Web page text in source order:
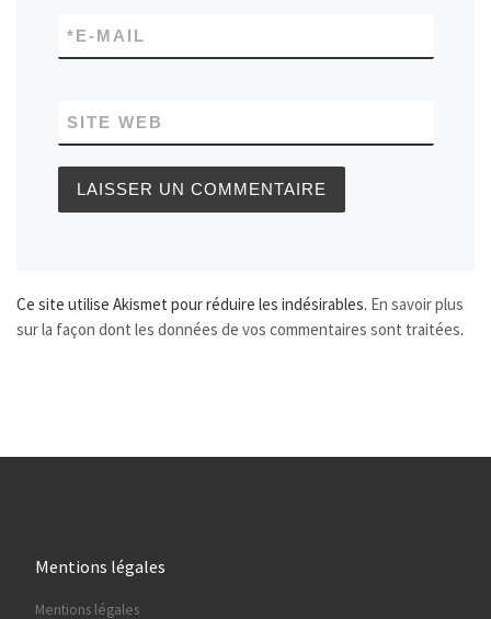
E-MAIL
*
SITE WEB
Ce site utilise Akismet pour réduire les indésirables. En savoir plus
sur la façon dont les données de vos commentaires sont traitées.
Mentions légales
Mentions légales